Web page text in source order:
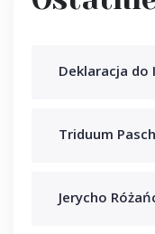
Deklaracja do
Triduum
Jerycho